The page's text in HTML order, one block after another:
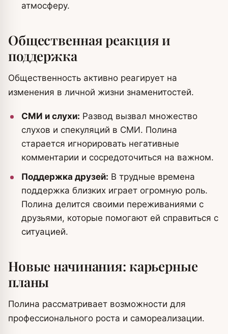
атмосферу.
Общественная реакция и
поддержка
Общественность активно реагирует на
изменения в личной жизни знаменитостей.
СМИ и слухи: Развод вызвал множество
слухов и спекуляций в СМИ. Полина
старается игнорировать негативные
комментарии и сосредоточиться на важном.
Поддержка друзей: В трудные времена
поддержка близких играет огромную роль.
Полина делится своими переживаниями с
друзьями, которые помогают ей справиться с
ситуацией.
Новые начинания: карьерные
планы
Полина рассматривает возможности для
профессионального роста и самореализации.